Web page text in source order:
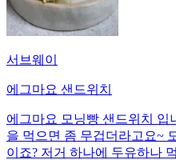
서브웨이
에그마요 샌드위치
에그마요 모닝빵 샌드위치 입
을 먹으면 좀 무겁더라고요~
이죠? 저거 하나에 두유하나